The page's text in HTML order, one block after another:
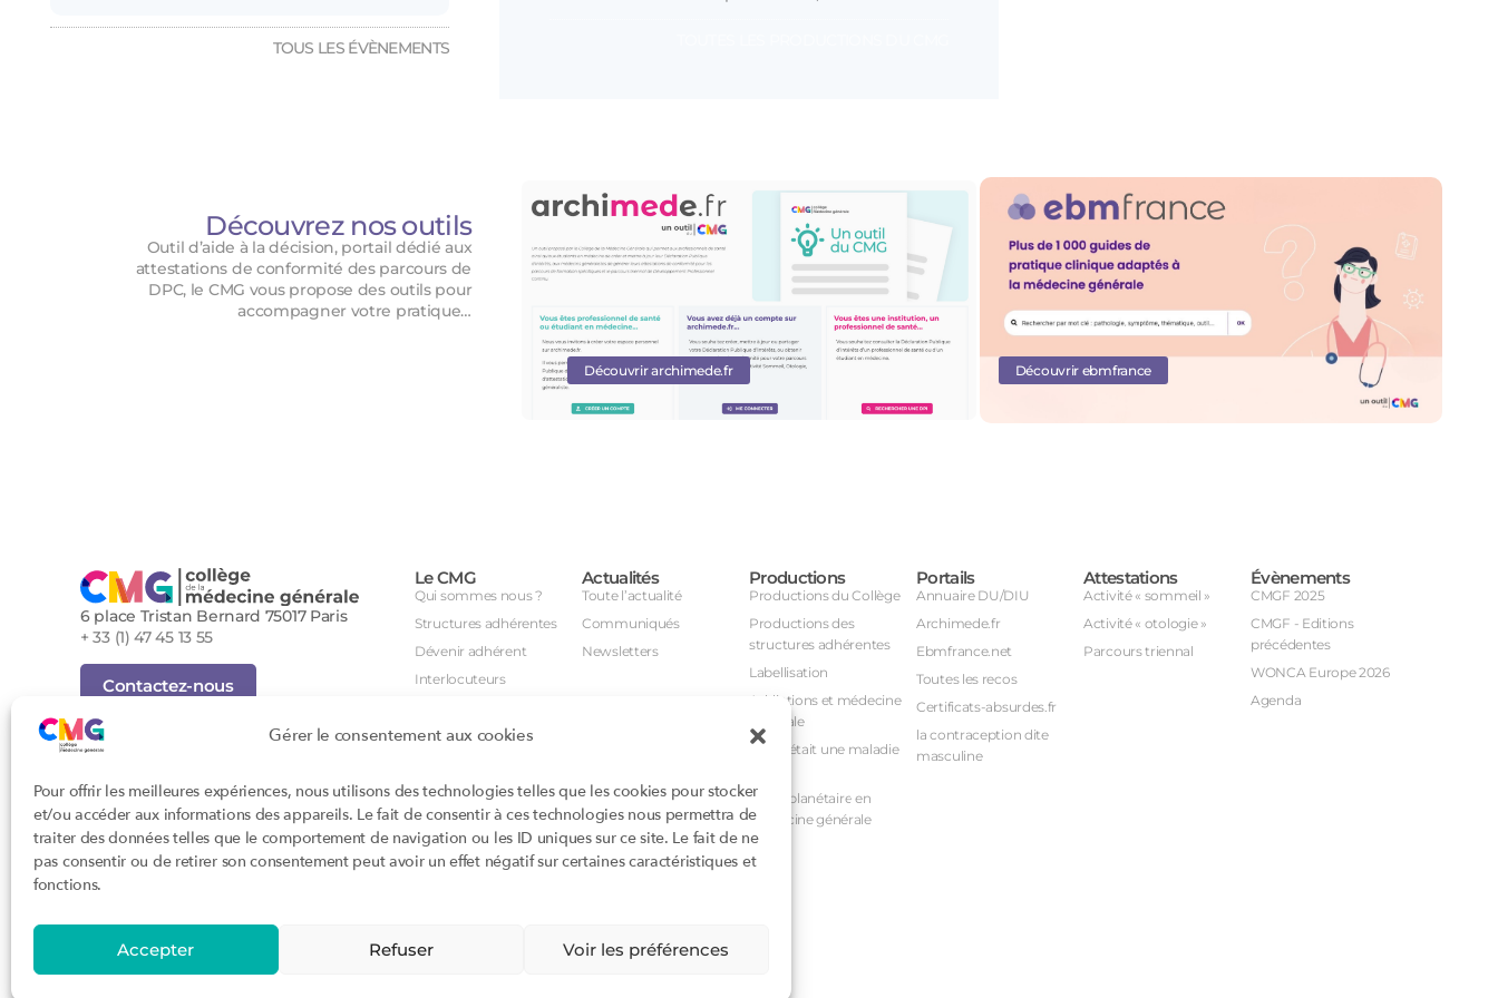
Gérer le consentement aux cookies
Pour offrir les meilleures expériences, nous utilisons des technologies telles que les cookies pour stocker
et/ou accéder aux informations des appareils. Le fait de consentir à ces technologies nous permettra de
traiter des données telles que le comportement de navigation ou les ID uniques sur ce site. Le fait de ne
pas consentir ou de retirer son consentement peut avoir un effet négatif sur certaines caractéristiques et
fonctions.
Accepter Refuser Voir les préférences
TOUS LES ÉVÈNEMENTS
Découvrez nos outils
Outil d’aide à la décision, portail dédié aux
attestations de conformité des parcours de
DPC, le CMG vous propose des outils pour
accompagner votre pratique…
Découvrir archimede.fr Découvrir ebmfrance
6 place Tristan Bernard 75017 Paris
+ 33 (1) 47 45 13 55
Contactez-nous
Inscription Newsletter
Foire aux questions (FAQ)
Cookies
Confidentialité
Conditions générales d'utilisation
Conception : John Brightman
Le CMG
Qui sommes nous ?
Structures adhérentes
Dévenir adhérent
Interlocuteurs
Groupes de travail
Agenda des instances
DPC
CSI
Orientations prioritaires
Actualités
Toute l’actualité
Communiqués
Newsletters
Productions
Productions du Collège
Productions des
structures adhérentes
Labellisation
Addictions et médecine
générale
Et si c’était une maladie
Santé planétaire en
médecine générale
Portails
Annuaire DU/DIU
Archimede.fr
Ebmfrance.net
Toutes les recos
Certificats-absurdes.fr
la contraception dite
masculine
Attestations
Activité « sommeil »
Activité « otologie »
Parcours triennal
Évènements
CMGF 2025
CMGF - Editions
précédentes
WONCA Europe 2026
Agenda